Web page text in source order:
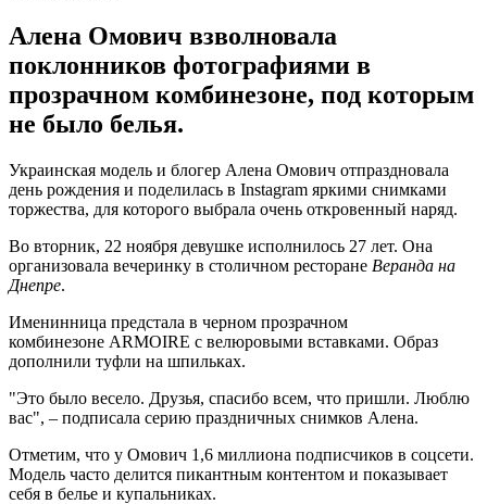
Алена Омович взволновала
поклонников фотографиями в
прозрачном комбинезоне, под которым
не было белья.
Украинская модель и блогер Алена Омович отпраздновала
день рождения и поделилась в Instagram яркими снимками
торжества, для которого выбрала очень откровенный наряд.
Во вторник, 22 ноября девушке исполнилось 27 лет. Она
организовала вечеринку в столичном ресторане Веранда на
Днепре.
Именинница предстала в черном прозрачном
комбинезоне ARMOIRE с велюровыми вставками. Образ
дополнили туфли на шпильках.
"Это было весело. Друзья, спасибо всем, что пришли. Люблю
вас", – подписала серию праздничных снимков Алена.
Отметим, что у Омович 1,6 миллиона подписчиков в соцсети.
Модель часто делится пикантным контентом и показывает
себя в белье и купальниках.